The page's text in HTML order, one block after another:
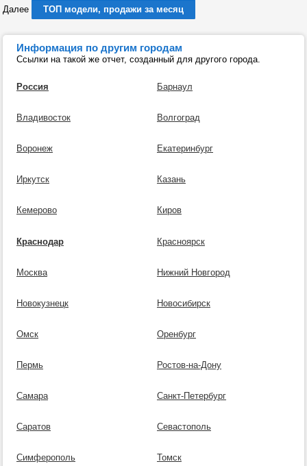
Далее ТОП модели, продажи за месяц
Информация по другим городам
Ссылки на такой же отчет, созданный для другого города.
Россия Барнаул
Владивосток Волгоград
Воронеж Екатеринбург
Иркутск Казань
Кемерово Киров
Краснодар Красноярск
Москва Нижний Новгород
Новокузнецк Новосибирск
Омск Оренбург
Пермь Ростов-на-Дону
Самара Санкт-Петербург
Саратов Севастополь
Симферополь Томск